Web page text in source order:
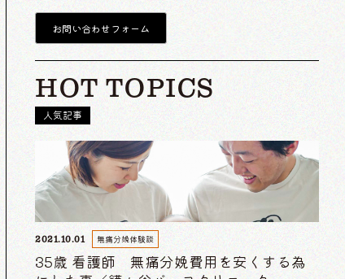
お問い合わせフォーム
HOT TOPICS
人気記事
2021.10.01 無痛分娩体験談
35歳 看護師 無痛分娩費用を安くする為